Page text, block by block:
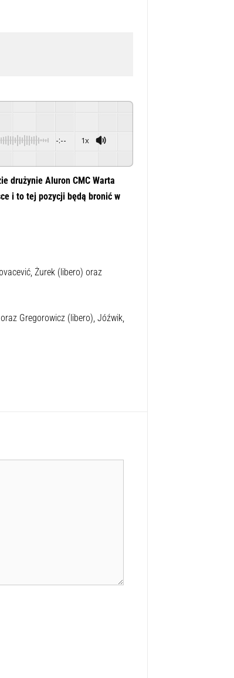
-:-- 1x
drużynie Aluron CMC Warta
i to tej pozycji będą bronić w
Żurek (libero) oraz
Gregorowicz (libero), Jóźwik,